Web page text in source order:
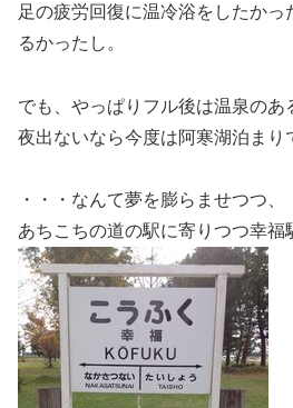
足の疲労回復に温冷浴をしたか
るかったし。
でも、やっぱりフル後は温泉のあ
夜出ないなら今度は阿寒湖泊まり
・・・なんて夢を膨らませつつ、
あちこちの道の駅に寄りつつ幸福